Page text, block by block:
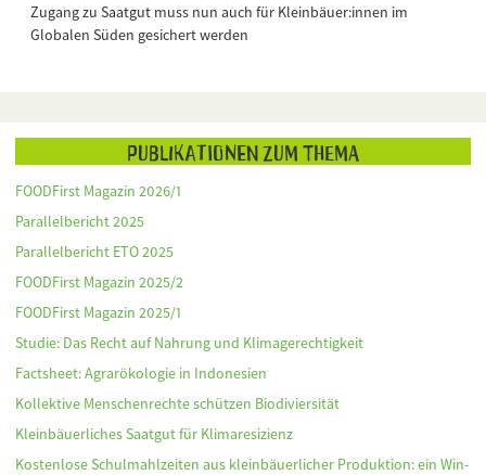
Zugang zu Saatgut muss nun auch für Kleinbäuer:innen im
Globalen Süden gesichert werden
Publikationen zum Thema
FOODFirst Magazin 2026/1
Parallelbericht 2025
Parallelbericht ETO 2025
FOODFirst Magazin 2025/2
FOODFirst Magazin 2025/1
Studie: Das Recht auf Nahrung und Klimagerechtigkeit
Factsheet: Agrarökologie in Indonesien
Kollektive Menschenrechte schützen Biodiviersität
Kleinbäuerliches Saatgut für Klimaresizienz
Kostenlose Schulmahlzeiten aus kleinbäuerlicher Produktion: ein Win-